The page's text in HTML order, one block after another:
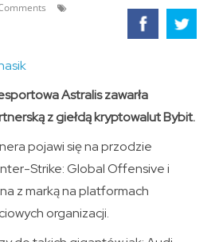
Astralis zawarła
z giełdą kryptowalut Bybit.
pojawi się na przodzie
Strike: Global Offensive i
z marką na platformach
organizacji.